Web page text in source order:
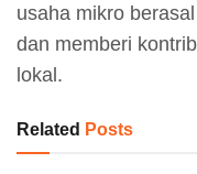
usaha mikro
dan memberi
lokal.
Related Posts